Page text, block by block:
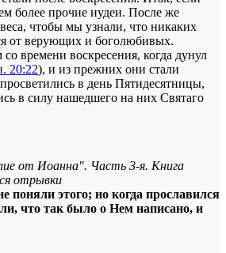
более прочие иудеи. После же
чтобы мы узнали, что никаких
от верующих и боголюбивых.
времени воскресения, когда дунул
20:22), и из прежних они стали
в день Пятидесятницы,
в силу нашедшего на них Святаго
от Иоанна". Часть 3-я. Книга
отрывки
поняли этого; но когда прославился
что так было о Нем написано, и